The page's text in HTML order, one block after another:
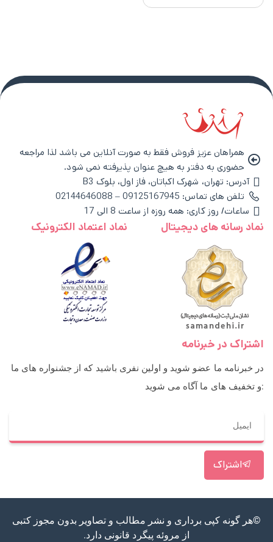
همراهان عزیز فروش فقط به صورت آنلاین می باشد لذا مراجعه
حضوری به دفتر به هیچ عنوان پذیرفته نمی شود.
آدرس: تهران، شهرک اکباتان، فاز اول، بلوک B3
تلفن های تماس: 09125167945 – 02144646088
ساعات/ روز کاری: همه روزه از ساعت 8 الی 17
نماد رسانه های دیجیتال نماد اعتماد الکترونیک
اشتراک در خبرنامه
در خبرنامه ما عضو شوید و اولین نفری باشید که از جشنواره های ما
و تخفیف های ما آگاه می شوید:
اشتراک
©هر گونه کپی برداری و نشر مطالب و تصاویر بدون مجوز کتبی
از مروئه پیگرد قانونی دارد.